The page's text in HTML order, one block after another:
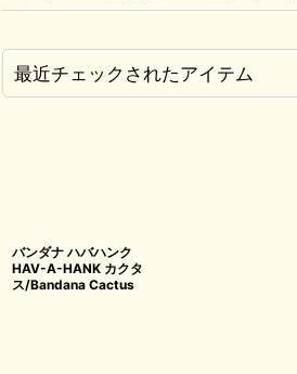
最近チェックされたアイテム
バンダナ ハバハンク
HAV-A-HANK カクタ
ス/Bandana Cactus